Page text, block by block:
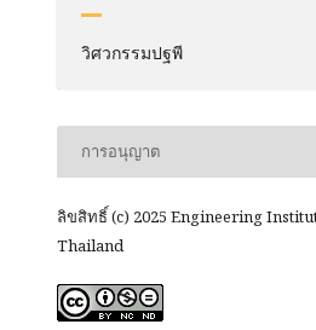
วิศวกรรมปฐพี
การอนุญาต
ลิขสิทธิ์ (c) 2025 Engineering
Thailand